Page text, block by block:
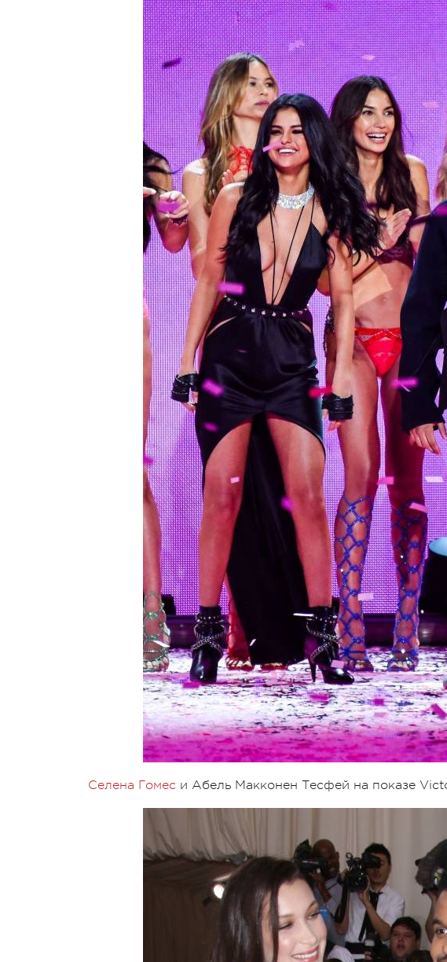
Селена Гомес и Абель Макконен Тесфей на показе